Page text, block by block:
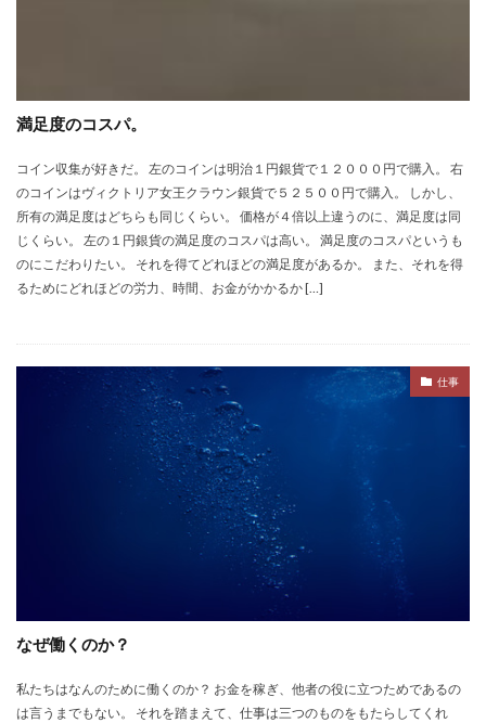
満足度のコスパ。
コイン収集が好きだ。 左のコインは明治１円銀貨で１２０００円で購入。 右
のコインはヴィクトリア女王クラウン銀貨で５２５００円で購入。 しかし、
所有の満足度はどちらも同じくらい。 価格が４倍以上違うのに、満足度は同
じくらい。 左の１円銀貨の満足度のコスパは高い。 満足度のコスパというも
のにこだわりたい。 それを得てどれほどの満足度があるか。 また、それを得
るためにどれほどの労力、時間、お金がかかるか […]
仕事
なぜ働くのか？
私たちはなんのために働くのか？ お金を稼ぎ、他者の役に立つためであるの
は言うまでもない。 それを踏まえて、仕事は三つのものをもたらしてくれ